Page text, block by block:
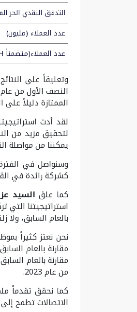
التدفق النقدي الحر
عدد العملاء (مليون)
عدد العملاء(متضمناً IOH) (مليون)
وتعليقاً على
الممتازة دليلاً على
لقد أدت
لتحقيق مزيد من
يمكننا من مواصلة
وسنواصل في
كشركة رائدة في
كما علق السيد
بالعام السابق، ولا
من عام 2023.
كما نحقق تقدماً
الاتصالات تطمح